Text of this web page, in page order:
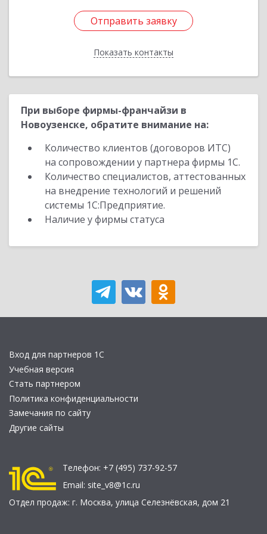
Отправить заявку
Показать контакты
Отправить заявку
Назад
При выборе фирмы-франчайзи в
Новоузенске, обратите внимание на:
Количество клиентов (договоров ИТС)
на сопровождении у партнера фирмы 1С.
Количество специалистов, аттестованных
на внедрение технологий и решений
системы 1С:Предприятие.
Наличие у фирмы статуса
Вход для партнеров 1С
Учебная версия
Стать партнером
Политика конфиденциальности
Замечания по сайту
Другие сайты
Телефон: +7 (495) 737-92-57
Email: site_v8@1c.ru
Отдел продаж: г. Москва, улица Селезнёвская, дом 21